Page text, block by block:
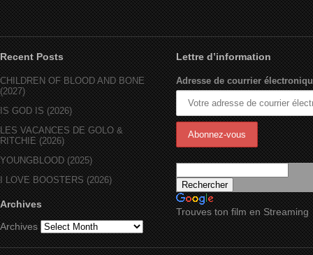
Recent Posts
CHILDREN OF BLOOD AND BONE
(2027)
IS GOD IS (2026)
LES VACANCES DE GOLO &
RITCHIE (2026)
YOUNGBLOOD (2025)
I LOVE BOOSTERS (2026)
Archives
Archives
Lettre d’information
Adresse de courrier
Trouves ton film en Streaming